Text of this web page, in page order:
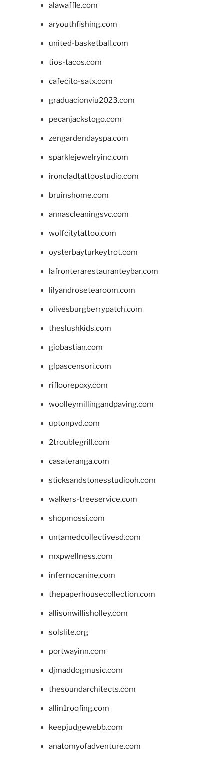
alawaffle.com
aryouthfishing.com
united-basketball.com
tios-tacos.com
cafecito-satx.com
graduacionviu2023.com
pecanjackstogo.com
zengardendayspa.com
sparklejewelryinc.com
ironcladtattoostudio.com
bruinshome.com
annascleaningsvc.com
wolfcitytattoo.com
oysterbayturkeytrot.com
lafronterarestauranteybar.com
lilyandrosetearoom.com
olivesburgberrypatch.com
theslushkids.com
giobastian.com
glpascensori.com
rifloorepoxy.com
woolleymillingandpaving.com
uptonpvd.com
2troublegrill.com
casateranga.com
sticksandstonesstudiooh.com
walkers-treeservice.com
shopmossi.com
untamedcollectivesd.com
mxpwellness.com
infernocanine.com
thepaperhousecollection.com
allisonwillisholley.com
solslite.org
portwayinn.com
djmaddogmusic.com
thesoundarchitects.com
allin1roofing.com
keepjudgewebb.com
anatomyofadventure.com